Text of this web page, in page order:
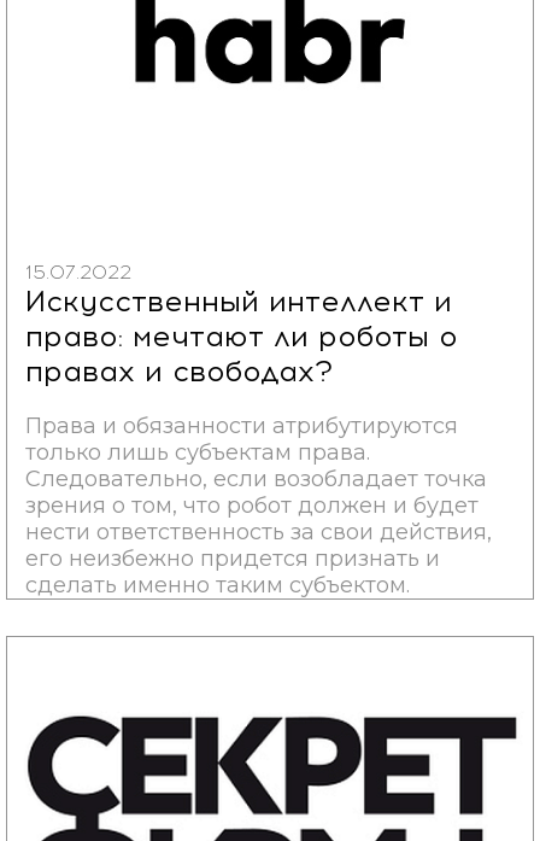
15.07.2022
Искусственный интеллект и
право: мечтают ли роботы о
правах и свободах?
Права и обязанности атрибутируются
только лишь субъектам права.
Следовательно, если возобладает точка
зрения о том, что робот должен и будет
нести ответственность за свои действия,
его неизбежно придется признать и
сделать именно таким субъектом.